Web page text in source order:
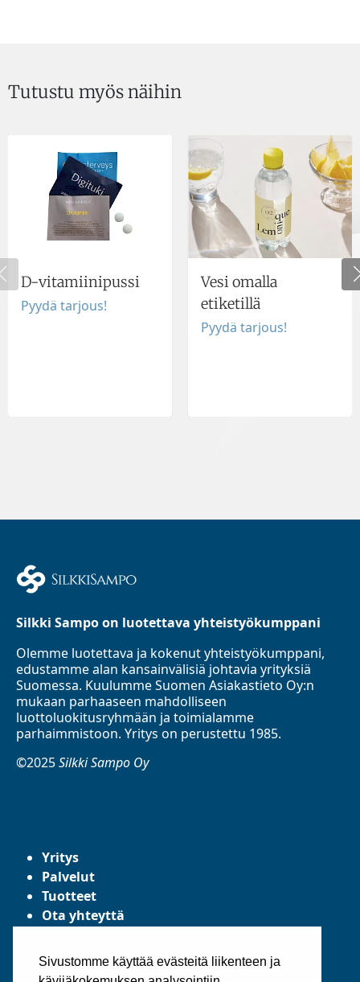
Sivustomme käyttää evästeitä liikenteen ja
Tutustu myös näihin
D-vitamiinipussi
Pyydä tarjous!
Vesi omalla
etiketillä
Pyydä tarjous!
Silkki Sampo on luotettava yhteistyökumppani
Olemme luotettava ja kokenut yhteistyökumppani,
edustamme alan kansainvälisiä johtavia yrityksiä
Suomessa. Kuulumme Suomen Asiakastieto Oy:n
mukaan parhaaseen mahdolliseen
luottoluokitusryhmään ja toimialamme
parhaimmistoon. Yritys on perustettu 1985.
©2025Silkki Sampo Oy
Yritys
Palvelut
Tuotteet
Ota yhteyttä
Yleiset toimitusehdot